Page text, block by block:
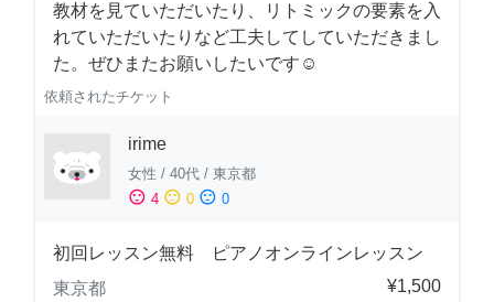
教材を見ていただいたり、リトミックの要素を入
れていただいたりなど工夫してしていただきまし
た。ぜひまたお願いしたいです☺️
依頼されたチケット
irime
女性 / 40代 / 東京都
sentiment_satisfied 4 sentiment_neutral 0 sentiment_dissatisfied 0
初回レッスン無料 ピアノオンラインレッスン
東京都
¥1,500